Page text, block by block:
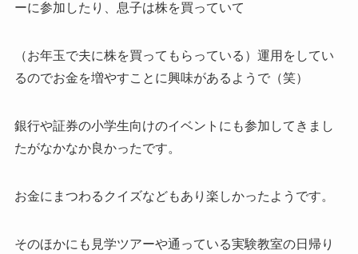
ーに参加したり、息子は株を買っていて
（お年玉で夫に株を買ってもらっている）運用をしてい
るのでお金を増やすことに興味があるようで（笑）
銀行や証券の小学生向けのイベントにも参加してきまし
たがなかなか良かったです。
お金にまつわるクイズなどもあり楽しかったようです。
そのほかにも見学ツアーや通っている実験教室の日帰り